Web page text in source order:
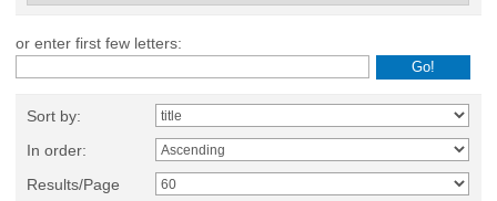
or enter first few letters:
Sort by:
In order:
Results/Page